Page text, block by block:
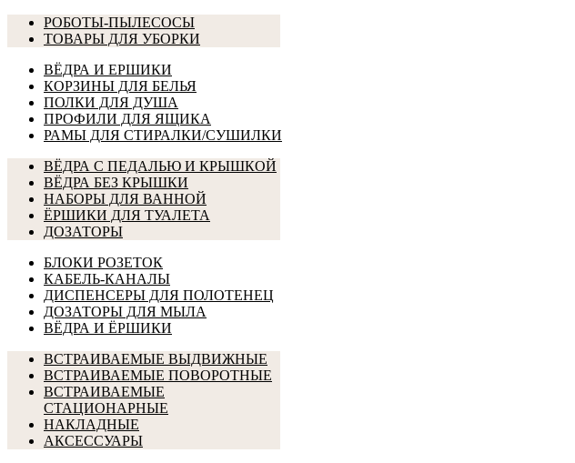
РОБОТЫ-ПЫЛЕСОСЫ
ТОВАРЫ ДЛЯ УБОРКИ
ВЁДРА И ЕРШИКИ
КОРЗИНЫ ДЛЯ БЕЛЬЯ
ПОЛКИ ДЛЯ ДУША
ПРОФИЛИ ДЛЯ ЯЩИКА
РАМЫ ДЛЯ СТИРАЛКИ/СУШИЛКИ
ВЁДРА С ПЕДАЛЬЮ И КРЫШКОЙ
ВЁДРА БЕЗ КРЫШКИ
НАБОРЫ ДЛЯ ВАННОЙ
ЁРШИКИ ДЛЯ ТУАЛЕТА
ДОЗАТОРЫ
БЛОКИ РОЗЕТОК
КАБЕЛЬ-КАНАЛЫ
ДИСПЕНСЕРЫ ДЛЯ ПОЛОТЕНЕЦ
ДОЗАТОРЫ ДЛЯ МЫЛА
ВЁДРА И ЁРШИКИ
ВСТРАИВАЕМЫЕ ВЫДВИЖНЫЕ
ВСТРАИВАЕМЫЕ ПОВОРОТНЫЕ
ВСТРАИВАЕМЫЕ
СТАЦИОНАРНЫЕ
НАКЛАДНЫЕ
АКСЕССУАРЫ